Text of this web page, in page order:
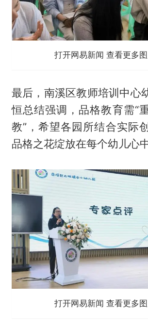
打开网易新闻 查看更多
最后，南溪区教师培训中心
恒总结强调，品格教育需“
教”，希望各园所结合实际
品格之花绽放在每个幼儿心中
打开网易新闻 查看更多